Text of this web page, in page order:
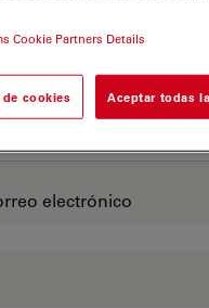
electrónico
Cookie Partners Details
cookies Aceptar todas